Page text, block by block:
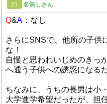
21
名無しさん
Q&A ：なし
さらにSNSで、他所の子供
な！
自慢と思われいじめのきっ
へ通う子供への誘惑になる
ちなみに、うちの長男は小
大学進学希望だったが、担